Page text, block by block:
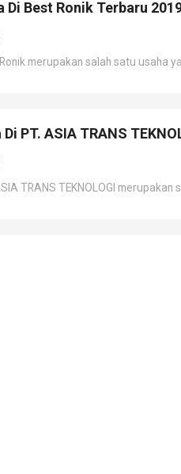
Best Ronik Terbaru
merupakan salah satu usaha
PT. ASIA TRANS
TRANS TEKNOLOGI merupakan